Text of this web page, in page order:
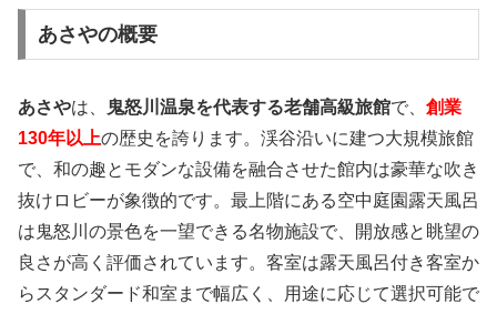
あさやの概要
あさやは、 鬼怒川温泉を代表する老舗高級旅館で、 創業
130年以上の歴史を誇ります。渓谷沿いに建つ大規模旅館
で、和の趣とモダンな設備を融合させた館内は豪華な吹き
抜けロビーが象徴的です。最上階にある空中庭園露天風呂
は鬼怒川の景色を一望できる名物施設で、開放感と眺望の
良さが高く評価されています。客室は露天風呂付き客室か
らスタンダード和室まで幅広く、用途に応じて選択可能で